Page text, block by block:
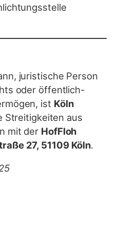
juristische Person
oder öffentlich-
ist Köln
Streitigkeiten aus
mit der HofFloh
27, 51109 Köln.